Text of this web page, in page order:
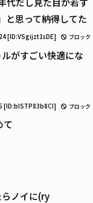
と思って納得してた
[ID:VSgijzt1sDE] ブロック
がすごい快適にな
[ID:bISTP83b8CI] ブロック
て
ノイに(ry